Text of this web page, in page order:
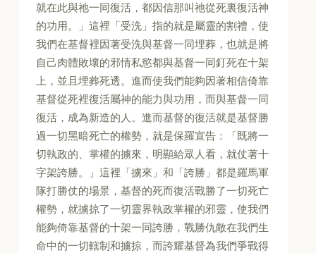
就在此與祂一同復活，都因信那叫祂從死裏復活神
的功用。」這裡「受洗」指的就是屬靈的割禮，使
我們在基督裡因著受洗與基督一同埋葬，也就是將
自己肉體敗壞的邪情私慾都與基督一同釘死在十架
上，並且埋葬死透。進而使我們能夠因著相信倚靠
基督從死裡復活屬神的能力與功用，而與基督一同
復活，成為新造的人。進而基督的復活就是基督勝
過一切黑暗死亡的權勢，就是保羅宣告：「既將一
切執政的、掌權的擄來，明顯給眾人看，就仗著十
字架誇勝。」這裡「擄來」和「誇勝」都是羅馬軍
隊打勝仗的場景，基督的死而復活戰勝了一切死亡
權勢，就擄掠了一切靈界執政掌權的邪靈，使我們
能夠倚靠基督的十架一同誇勝，戰勝仇敵在我們生
命中的一切轄制和擄掠，而誇耀基督為我們爭戰得